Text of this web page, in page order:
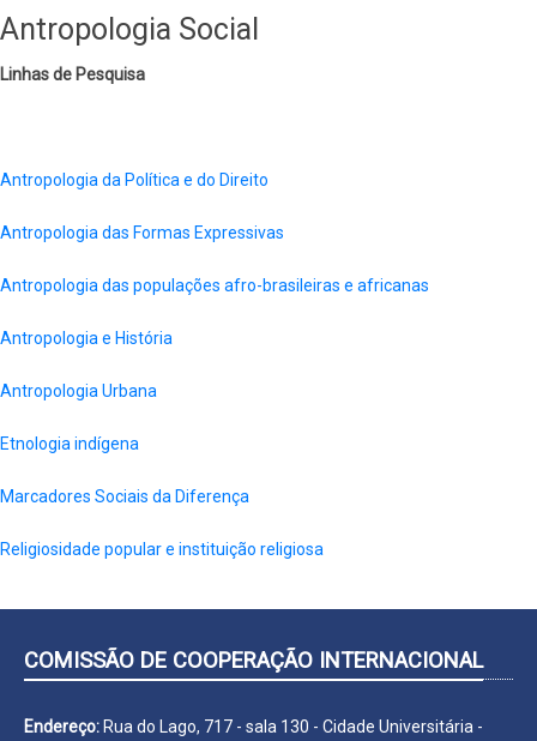
Antropologia Social
Linhas de Pesquisa
Antropologia da Política e do Direito
Antropologia das Formas Expressivas
Antropologia das populações afro-brasileiras e africanas
Antropologia e História
Antropologia Urbana
Etnologia indígena
Marcadores Sociais da Diferença
Religiosidade popular e instituição religiosa
COMISSÃO DE COOPERAÇÃO INTERNACIONAL
Endereço: Rua do Lago, 717 - sala 130 - Cidade Universitária -